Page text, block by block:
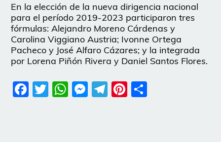
En la elección de la nueva dirigencia nacional
para el período 2019-2023 participaron tres
fórmulas: Alejandro Moreno Cárdenas y
Carolina Viggiano Austria; Ivonne Ortega
Pacheco y José Alfaro Cázares; y la integrada
por Lorena Piñón Rivera y Daniel Santos Flores.
Facebook
Twitter
WhatsApp
Messenger
Telegram
Pinterest